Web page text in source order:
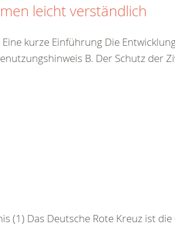
leicht verständlich
kurze Einführung Die
B. Der Schutz der
(1) Das Deutsche Rote Kreuz ist